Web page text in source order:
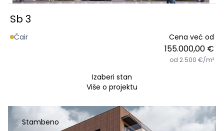
Sb 3
Čair Cena već od
155.000,00 €
od 2.500 €/m²
Izaberi stan
Više o projektu
Stambeno